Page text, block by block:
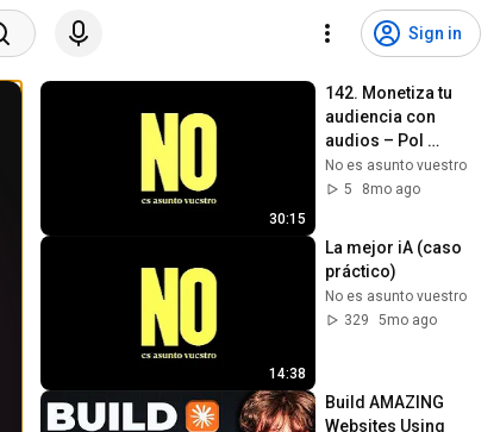
Sign in
30:15
142. Monetiza tu
audiencia con
audios – Pol
Rodríguez de
Mumbler
No es asunto vuestro
5
8mo ago
14:38
La mejor iA (caso
práctico)
No es asunto vuestro
329
5mo ago
Build AMAZING
Websites Using